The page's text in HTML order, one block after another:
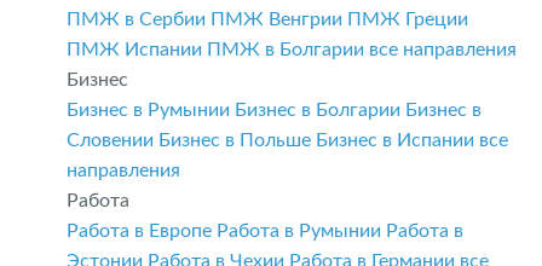
ПМЖ в Сербии ПМЖ Венгрии ПМЖ Греции
ПМЖ Испании ПМЖ в Болгарии все направления
Бизнес
Бизнес в Румынии Бизнес в Болгарии Бизнес в
Словении Бизнес в Польше Бизнес в Испании все
направления
Работа
Работа в Европе Работа в Румынии Работа в
Эстонии Работа в Чехии Работа в Германии все